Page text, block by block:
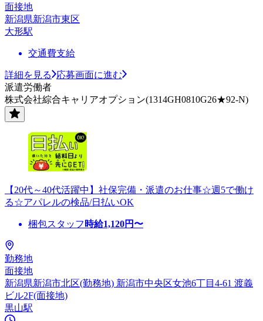
面接地
新潟県新潟市東区
大形駅
交通費支給
詳細を見る
応募画面に進む
派遣労働者
株式会社綜合キャリアオプション(1314GH0810G26★92-N)
【20代～40代活躍中】社保完備・派遣のお仕事☆週5で働け
る☆アパレルの検品/日払いOK
梱包スタッフ 時給1,120円〜
勤務地
面接地
新潟県新潟市北区(勤務地) 新潟市中央区女池6丁目4-61 渡義
ビル2F(面接地)
黒山駅